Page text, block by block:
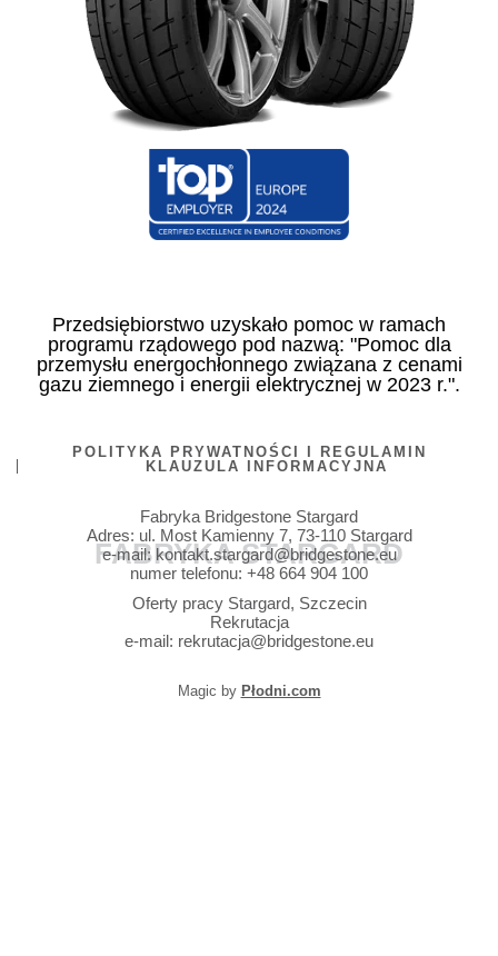
FABRYKA STARGARD
Przedsiębiorstwo uzyskało pomoc w ramach
programu rządowego pod nazwą: "Pomoc dla
przemysłu energochłonnego związana z cenami
gazu ziemnego i energii elektrycznej w 2023 r.".
POLITYKA PRYWATNOŚCI I REGULAMIN
KLAUZULA INFORMACYJNA
Fabryka Bridgestone Stargard
Adres: ul. Most Kamienny 7, 73-110 Stargard
e-mail: kontakt.stargard@bridgestone.eu
numer telefonu: +48 664 904 100
Oferty pracy Stargard, Szczecin
Rekrutacja
e-mail: rekrutacja@bridgestone.eu
Magic by Płodni.com